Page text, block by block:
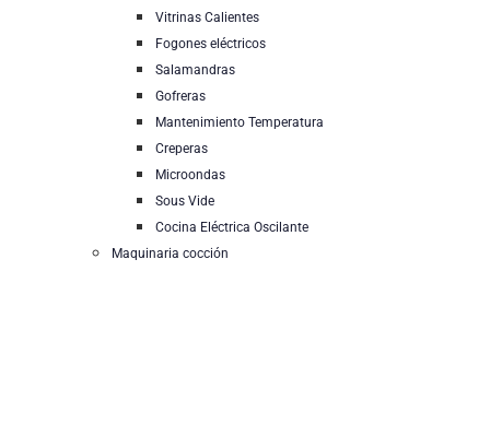
Vitrinas Calientes
Fogones eléctricos
Salamandras
Gofreras
Mantenimiento Temperatura
Creperas
Microondas
Sous Vide
Cocina Eléctrica Oscilante
Maquinaria cocción